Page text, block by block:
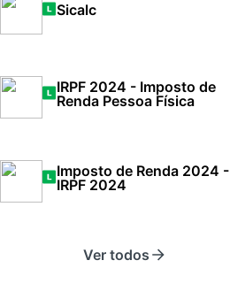
Sicalc
IRPF 2024 - Imposto de
Renda Pessoa Física
Imposto de Renda 2024 -
IRPF 2024
Ver todos